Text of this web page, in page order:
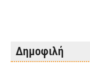
Δημοφιλή